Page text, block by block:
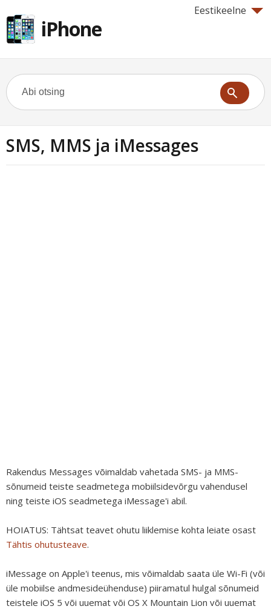
Eestikeelne
iPhone
SMS, MMS ja iMessages
Rakendus Messages võimaldab vahetada SMS- ja MMS-
sõnumeid teiste seadmetega mobiilsidevõrgu vahendusel
ning teiste iOS seadmetega iMessage'i abil.
HOIATUS: Tähtsat teavet ohutu liiklemise kohta leiate osast
Tähtis ohutusteave.
iMessage on Apple'i teenus, mis võimaldab saata üle Wi-Fi (või
üle mobiilse andmesideühenduse) piiramatul hulgal sõnumeid
teistele iOS 5 või uuemat või OS X Mountain Lion või uuemat